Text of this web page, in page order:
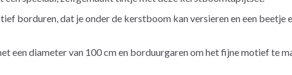
borduren, dat je onder de kerstboom kan versieren en een beetje
een diameter van 100 cm en borduurgaren om het fijne motief te